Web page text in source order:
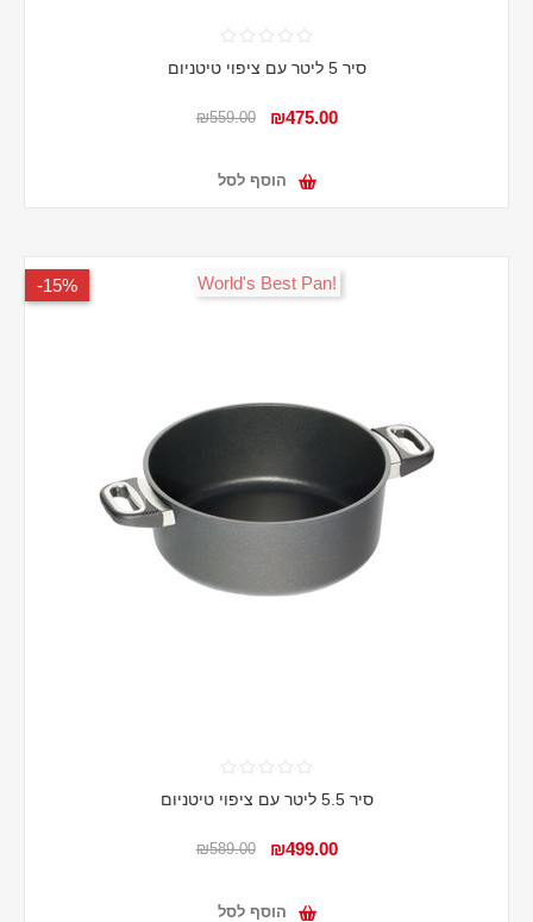
סיר 5 ליטר עם ציפוי טיטניום
₪475.00
₪559.00
הוסף לסל
15%- !World's Best Pan
סיר 5.5 ליטר עם ציפוי טיטניום
₪499.00
₪589.00
הוסף לסל